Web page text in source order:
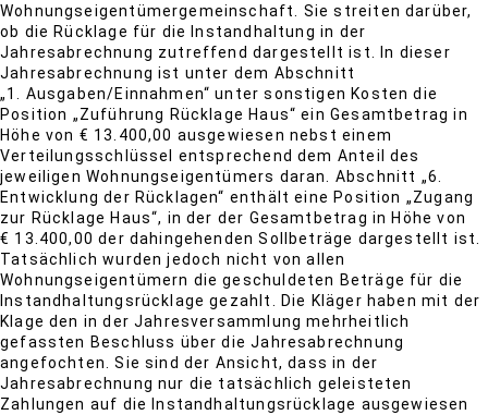
Wohnungseigentümergemeinschaft. Sie streiten darüber,
ob die Rücklage für die Instandhaltung in der
Jahresabrechnung zutreffend dargestellt ist. In dieser
Jahresabrechnung ist unter dem Abschnitt
„1. Ausgaben/Einnahmen“ unter sonstigen Kosten die
Position „Zuführung Rücklage Haus“ ein Gesamtbetrag in
Höhe von € 13.400,00 ausgewiesen nebst einem
Verteilungsschlüssel entsprechend dem Anteil des
jeweiligen Wohnungseigentümers daran. Abschnitt „6.
Entwicklung der Rücklagen“ enthält eine Position „Zugang
zur Rücklage Haus“, in der der Gesamtbetrag in Höhe von
€ 13.400,00 der dahingehenden Sollbeträge dargestellt ist.
Tatsächlich wurden jedoch nicht von allen
Wohnungseigentümern die geschuldeten Beträge für die
Instandhaltungsrücklage gezahlt. Die Kläger haben mit der
Klage den in der Jahresversammlung mehrheitlich
gefassten Beschluss über die Jahresabrechnung
angefochten. Sie sind der Ansicht, dass in der
Jahresabrechnung nur die tatsächlich geleisteten
Zahlungen auf die Instandhaltungsrücklage ausgewiesen